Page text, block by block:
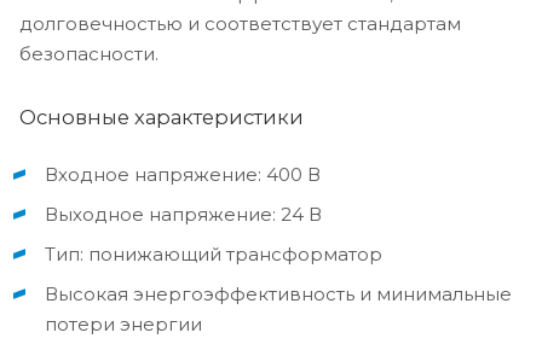
долговечностью и соответствует стандартам
безопасности.
Основные характеристики
Входное напряжение: 400 В
Выходное напряжение: 24 В
Тип: понижающий трансформатор
Высокая энергоэффективность и минимальные
потери энергии